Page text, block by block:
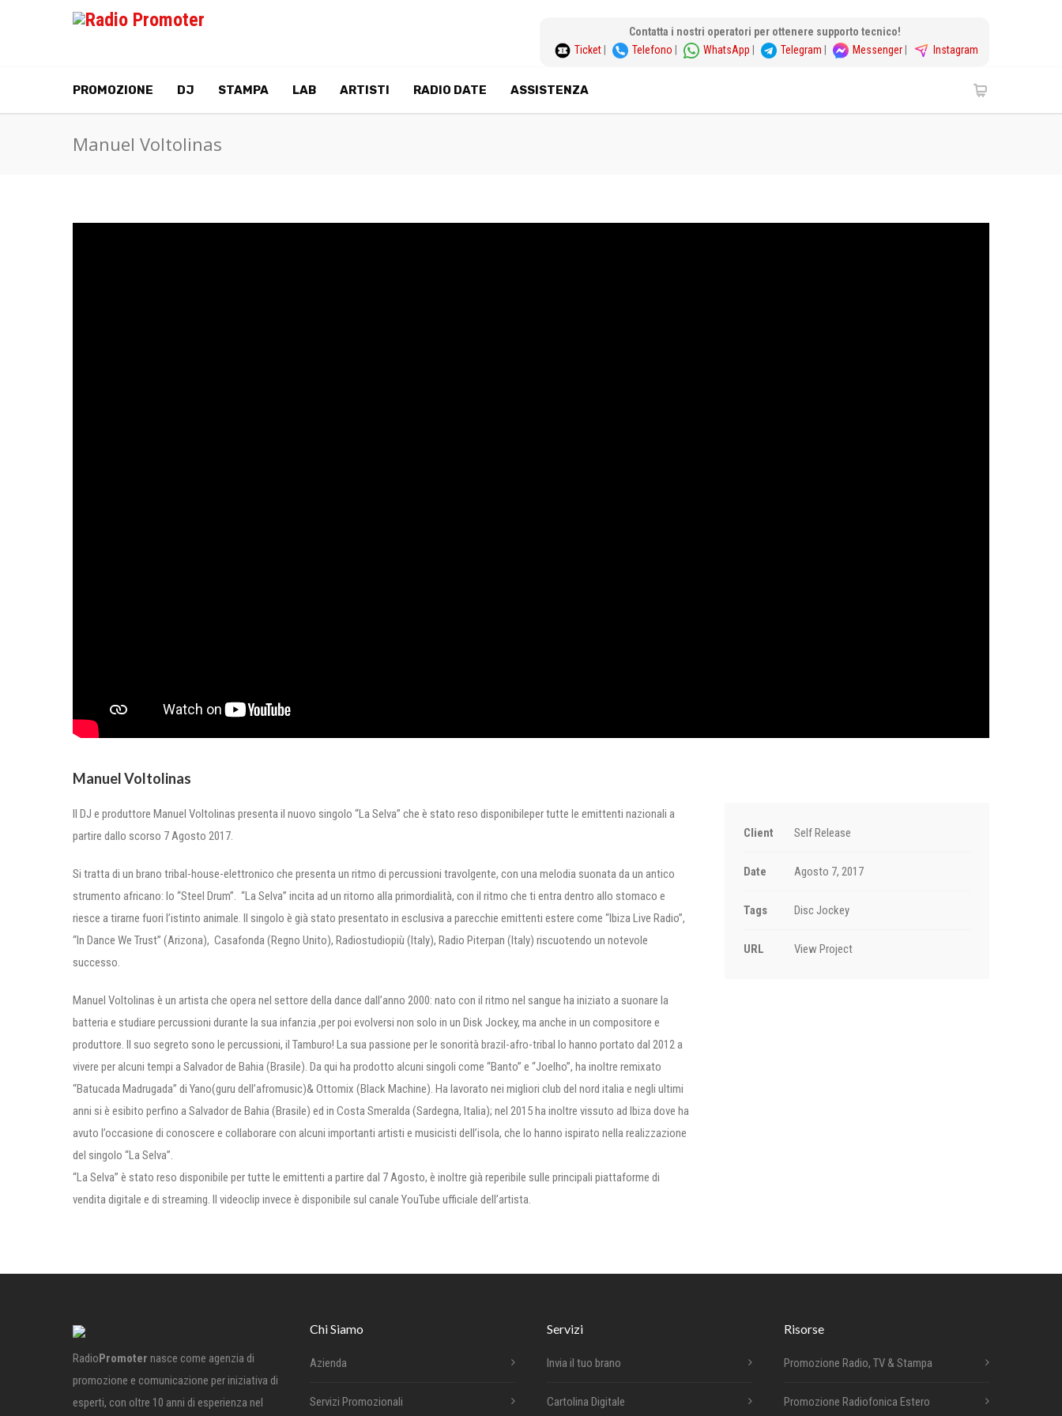
Contatta i nostri operatori per ottenere supporto tecnico!
Ticket
Telefono WhatsApp Telegram Messenger Instagram
PROMOZIONE DJ STAMPA LAB ARTISTI RADIO DATE ASSISTENZA
Manuel Voltolinas
Manuel Voltolinas
Il DJ e produttore Manuel Voltolinas presenta il nuovo singolo “La Selva” che è stato reso disponibileper tutte le emittenti nazionali a
partire dallo scorso 7 Agosto 2017.
Si tratta di un brano tribal-house-elettronico che presenta un ritmo di percussioni travolgente, con una melodia suonata da un antico
strumento africano: lo “Steel Drum”. “La Selva” incita ad un ritorno alla primordialità, con il ritmo che ti entra dentro allo stomaco e
riesce a tirarne fuori l’istinto animale. Il singolo è già stato presentato in esclusiva a parecchie emittenti estere come “Ibiza Live Radio”,
“In Dance We Trust” (Arizona), Casafonda (Regno Unito), Radiostudiopiù (Italy), Radio Piterpan (Italy) riscuotendo un notevole
successo.
Manuel Voltolinas è un artista che opera nel settore della dance dall’anno 2000: nato con il ritmo nel sangue ha iniziato a suonare la
batteria e studiare percussioni durante la sua infanzia ,per poi evolversi non solo in un Disk Jockey, ma anche in un compositore e
produttore. Il suo segreto sono le percussioni, il Tamburo! La sua passione per le sonorità brazil-afro-tribal lo hanno portato dal 2012 a
vivere per alcuni tempi a Salvador de Bahia (Brasile). Da qui ha prodotto alcuni singoli come “Banto” e “Joelho”, ha inoltre remixato
“Batucada Madrugada” di Yano(guru dell’afromusic)& Ottomix (Black Machine). Ha lavorato nei migliori club del nord italia e negli ultimi
anni si è esibito perfino a Salvador de Bahia (Brasile) ed in Costa Smeralda (Sardegna, Italia); nel 2015 ha inoltre vissuto ad Ibiza dove ha
avuto l’occasione di conoscere e collaborare con alcuni importanti artisti e musicisti dell’isola, che lo hanno ispirato nella realizzazione
del singolo “La Selva”.
“La Selva” è stato reso disponibile per tutte le emittenti a partire dal 7 Agosto, è inoltre già reperibile sulle principali piattaforme di
vendita digitale e di streaming. Il videoclip invece è disponibile sul canale YouTube ufficiale dell’artista.
Client Self Release
Date Agosto 7, 2017
Tags Disc Jockey
URL View Project
Radio Promoter nasce come agenzia di
promozione e comunicazione per iniziativa di
esperti, con oltre 10 anni di esperienza nel
Chi Siamo
Azienda
Servizi Promozionali
Servizi
Invia il tuo brano
Cartolina Digitale
Risorse
Promozione Radio, TV & Stampa
Promozione Radiofonica Estero